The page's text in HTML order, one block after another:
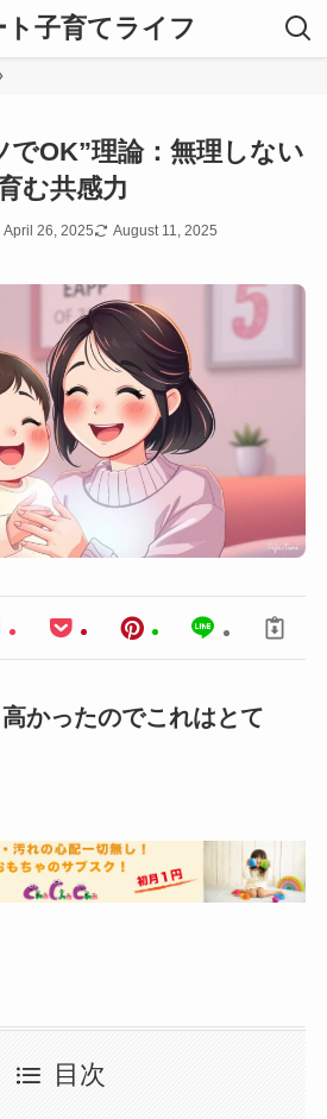
ト子育てライフ
でOK”理論：無理しない
む共感力
April 26, 2025 August 11, 2025
高かったのでこれはとて
目次